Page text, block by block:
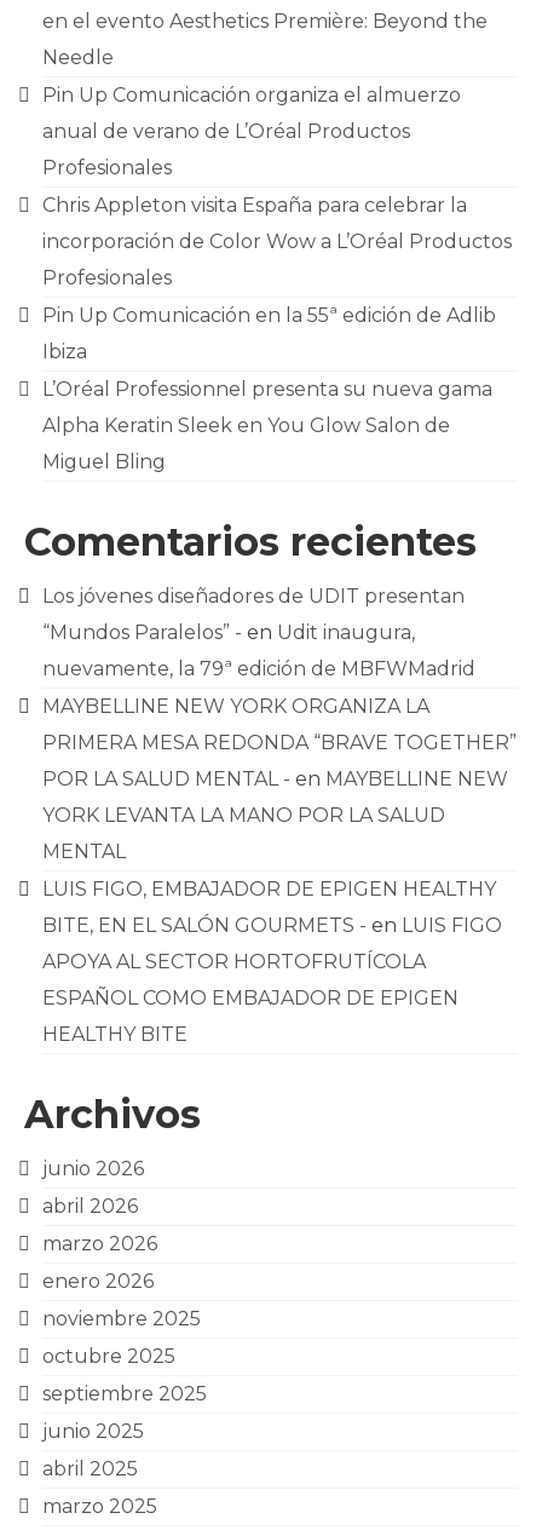
en el evento Aesthetics Première: Beyond the
Needle
Pin Up Comunicación organiza el almuerzo
anual de verano de L’Oréal Productos
Profesionales
Chris Appleton visita España para celebrar la
incorporación de Color Wow a L’Oréal Productos
Profesionales
Pin Up Comunicación en la 55ª edición de Adlib
Ibiza
L’Oréal Professionnel presenta su nueva gama
Alpha Keratin Sleek en You Glow Salon de
Miguel Bling
Comentarios recientes
Los jóvenes diseñadores de UDIT presentan
“Mundos Paralelos” - en Udit inaugura,
nuevamente, la 79ª edición de MBFWMadrid
MAYBELLINE NEW YORK ORGANIZA LA
PRIMERA MESA REDONDA “BRAVE TOGETHER”
POR LA SALUD MENTAL - en MAYBELLINE NEW
YORK LEVANTA LA MANO POR LA SALUD
MENTAL
LUIS FIGO, EMBAJADOR DE EPIGEN HEALTHY
BITE, EN EL SALÓN GOURMETS - en LUIS FIGO
APOYA AL SECTOR HORTOFRUTÍCOLA
ESPAÑOL COMO EMBAJADOR DE EPIGEN
HEALTHY BITE
Archivos
junio 2026
abril 2026
marzo 2026
enero 2026
noviembre 2025
octubre 2025
septiembre 2025
junio 2025
abril 2025
marzo 2025